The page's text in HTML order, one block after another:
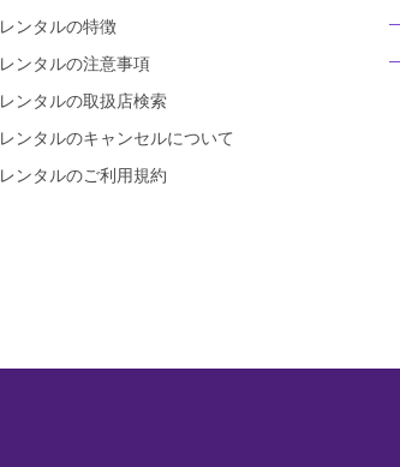
レンタルの特徴
レンタルの注意事項
レンタルの取扱店検索
レンタルのキャンセルについて
レンタルのご利用規約